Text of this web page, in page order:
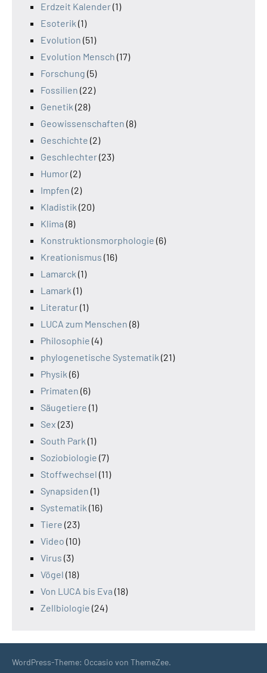
Erdzeit Kalender(1)
Esoterik (1)
Evolution (51)
Evolution Mensch (17)
Forschung (5)
Fossilien (22)
Genetik (28)
Geowissenschaften (8)
Geschichte (2)
Geschlechter(23)
Humor(2)
Impfen (2)
Kladistik (20)
Klima (8)
Konstruktionsmorphologie (6)
Kreationismus (16)
Lamarck (1)
Lamark (1)
Literatur(1)
LUCA zum Menschen (8)
Philosophie (4)
phylogenetische Systematik (21)
Physik (6)
Primaten (6)
Säugetiere (1)
Sex (23)
South Park (1)
Soziobiologie (7)
Stoffwechsel (11)
Synapsiden (1)
Systematik (16)
Tiere (23)
Video (10)
Virus (3)
Vögel (18)
Von LUCA bis Eva (18)
Zellbiologie (24)
WordPress-Theme: Occasio von ThemeZee.